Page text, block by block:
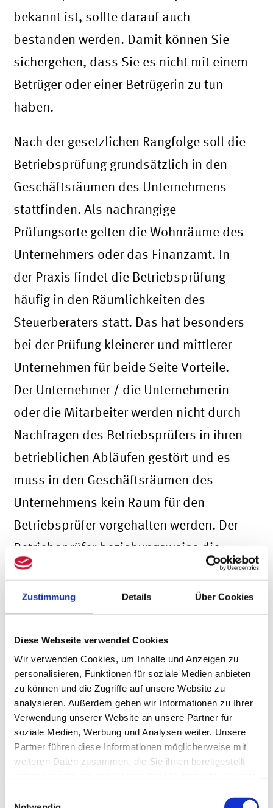
Zustimmung Details Über Cookies
Diese Webseite verwendet Cookies
Wir verwenden Cookies, um Inhalte und Anzeigen zu
personalisieren, Funktionen für soziale Medien anbieten
zu können und die Zugriffe auf unsere Website zu
analysieren. Außerdem geben wir Informationen zu Ihrer
Verwendung unserer Website an unsere Partner für
soziale Medien, Werbung und Analysen weiter. Unsere
Partner führen diese Informationen möglicherweise mit
weiteren Daten zusammen, die Sie ihnen bereitgestellt
bekannt ist, sollte darauf auch
bestanden werden. Damit können Sie
sichergehen, dass Sie es nicht mit einem
Betrüger oder einer Betrügerin zu tun
haben.
Nach der gesetzlichen Rangfolge soll die
Betriebsprüfung grundsätzlich in den
Geschäftsräumen des Unternehmens
stattfinden. Als nachrangige
Prüfungsorte gelten die Wohnräume des
Unternehmers oder das Finanzamt. In
der Praxis findet die Betriebsprüfung
häufig in den Räumlichkeiten des
Steuerberaters statt. Das hat besonders
bei der Prüfung kleinerer und mittlerer
Unternehmen für beide Seite Vorteile.
Der Unternehmer / die Unternehmerin
oder die Mitarbeiter werden nicht durch
Nachfragen des Betriebsprüfers in ihren
betrieblichen Abläufen gestört und es
muss in den Geschäftsräumen des
Unternehmens kein Raum für den
Betriebsprüfer vorgehalten werden. Der
Betriebsprüfer beziehungsweise die -
prüferin hat mit dem Steuerberater
beziehungsweise der -beraterin eine(n)
Ansprechpartner(in), der die Nachfragen
im Regelfall schnell beantworten kann.
Bei möglichen Feststellungen kann auch
kurzfristig ein fachlicher Austausch
erfolgen. Dadurch läuft die Prüfung
schneller ab.
Corona führt zu vermehrten
Prüfungen an Amtsstelle